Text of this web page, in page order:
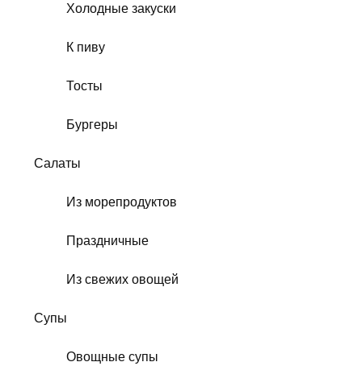
Холодные закуски
К пиву
Тосты
Бургеры
Салаты
Из морепродуктов
Праздничные
Из свежих овощей
Супы
Овощные супы